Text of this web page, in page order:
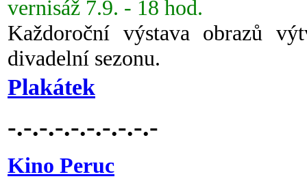
vernisáž 7.9. - 18 hod.
Každoroční výstava obrazů
divadelní sezonu.
Plakátek
-.-.-.-.-.-.-.-.-.-
Kino Peruc